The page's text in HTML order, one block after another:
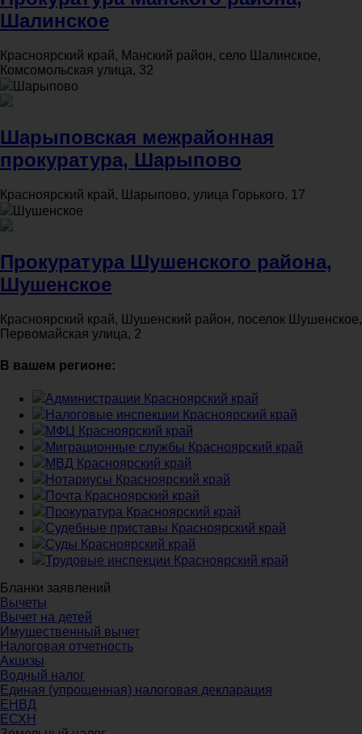
Шалинское
Красноярский край, Манский район, село Шалинское,
Комсомольская улица, 32
Шарыпово
Шарыповская межрайонная
прокуратура, Шарыпово
Красноярский край, Шарыпово, улица Горького, 17
Шушенское
Прокуратура Шушенского района,
Шушенское
Красноярский край, Шушенский район, поселок Шушенское,
Первомайская улица, 2
В вашем регионе:
Администрации Красноярский край
Налоговые инспекции Красноярский край
МФЦ Красноярский край
Миграционные службы Красноярский край
МВД Красноярский край
Нотариусы Красноярский край
Почта Красноярский край
Прокуратура Красноярский край
Судебные приставы Красноярский край
Суды Красноярский край
Трудовые инспекции Красноярский край
Бланки заявлений
Вычеты
Вычет на детей
Имущественный вычет
Налоговая отчетность
Акцизы
Водный налог
Единая (упрощенная) налоговая декларация
ЕНВД
ЕСХН